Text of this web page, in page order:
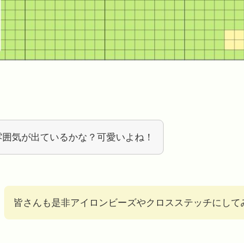
気が出ているかな？可愛いよね！
皆さんも是非アイロンビーズやクロスステッチにして